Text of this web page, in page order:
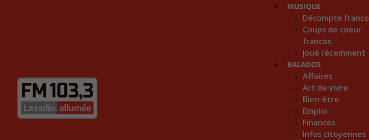
MUSIQUE
Décompte franco
Coups de coeur
francos
Joué récemment
BALADOS
Affaires
Art de vivre
Bien-être
Emploi
Finances
Infos citoyennes